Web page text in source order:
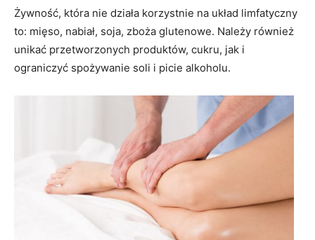
Żywność, która nie działa korzystnie na układ limfatyczny
to: mięso, nabiał, soja, zboża glutenowe. Należy również
unikać przetworzonych produktów, cukru, jak i
ograniczyć spożywanie soli i picie alkoholu.